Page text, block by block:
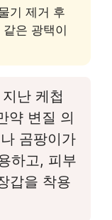
기 제거 후
은 광택이
난 케첩
약 변질 의
곰팡이가
하고, 피부
갑을 착용